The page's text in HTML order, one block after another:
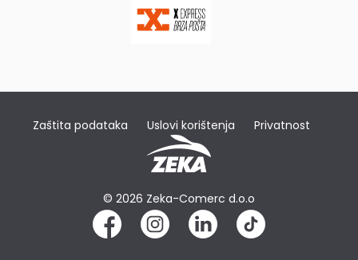
Zaštita podataka Uslovi korištenja Privatnost
© 2026 Zeka-Comerc d.o.o